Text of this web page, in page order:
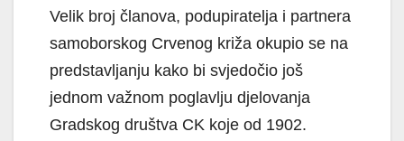
Velik broj članova, podupiratelja i partnera
samoborskog Crvenog križa okupio se na
predstavljanju kako bi svjedočio još
jednom važnom poglavlju djelovanja
Gradskog društva CK koje od 1902.